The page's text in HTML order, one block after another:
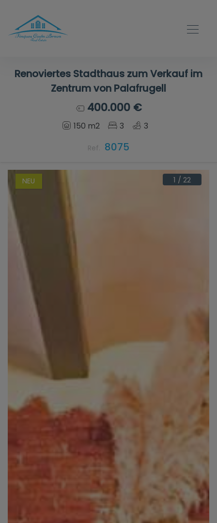
Renoviertes Stadthaus zum Verkauf im
Zentrum von Palafrugell
400.000 €
150 m2 3 3
Ref. 8075
NEU 1 / 22